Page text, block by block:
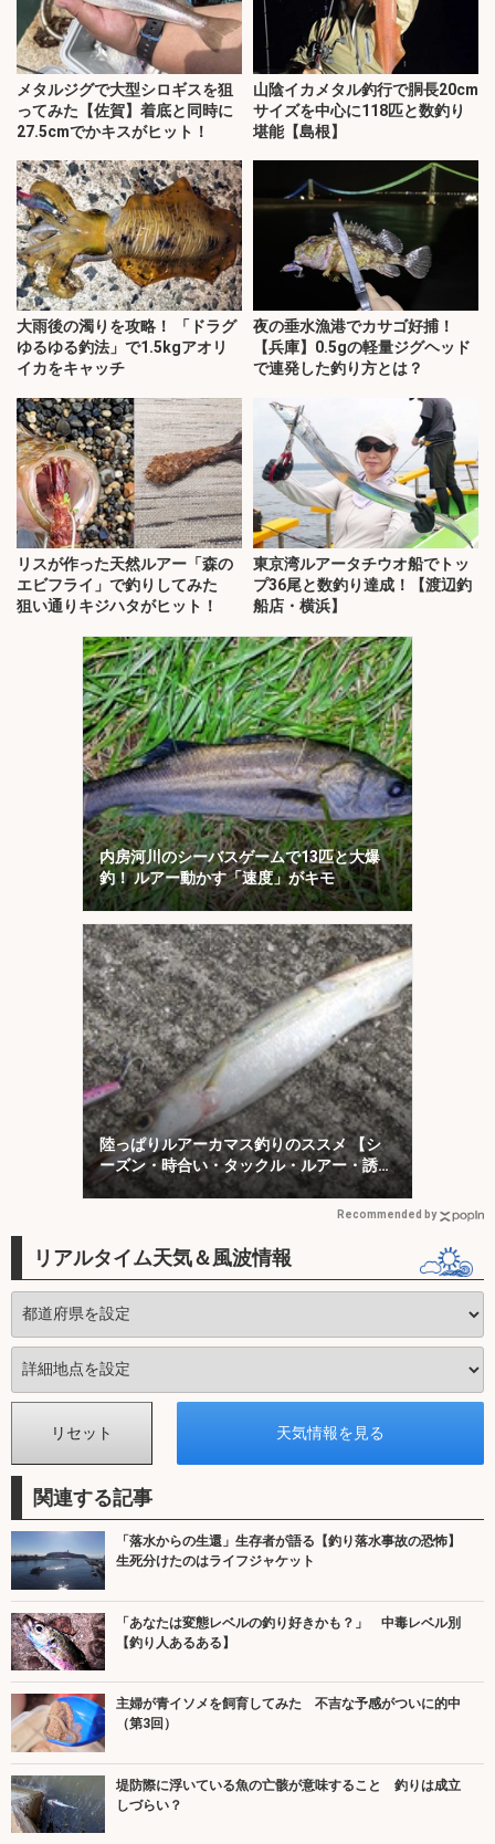
メタルジグで大型シロギスを狙
ってみた【佐賀】着底と同時に
27.5cmでかキスがヒット！
山陰イカメタル釣行で胴長20cm
サイズを中心に118匹と数釣り
堪能【島根】
大雨後の濁りを攻略！ 「ドラグ
ゆるゆる釣法」で1.5kgアオリ
イカをキャッチ
夜の垂水漁港でカサゴ好捕！
【兵庫】0.5gの軽量ジグヘッド
で連発した釣り方とは？
リスが作った天然ルアー「森の
エビフライ」で釣りしてみた
狙い通りキジハタがヒット！
東京湾ルアータチウオ船でトッ
プ36尾と数釣り達成！【渡辺釣
船店・横浜】
内房河川のシーバスゲームで13匹と大爆
釣！ ルアー動かす「速度」がキモ
陸っぱりルアーカマス釣りのススメ 【シ
ーズン・時合い・タックル・ルアー・誘い
方を解説】
Recommended by
リアルタイム天気＆風波情報
関連する記事
「落水からの生還」生存者が語る【釣り落水事故の恐怖】
生死分けたのはライフジャケット
「あなたは変態レベルの釣り好きかも？」 中毒レベル別
【釣り人あるある】
主婦が青イソメを飼育してみた 不吉な予感がついに的中
（第3回）
堤防際に浮いている魚の亡骸が意味すること 釣りは成立
しづらい？